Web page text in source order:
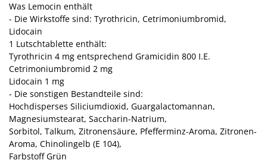
Was Lemocin enthält
- Die Wirkstoffe sind: Tyrothricin, Cetrimoniumbromid,
Lidocain
1 Lutschtablette enthält:
Tyrothricin 4 mg entsprechend Gramicidin 800 I.E.
Cetrimoniumbromid 2 mg
Lidocain 1 mg
- Die sonstigen Bestandteile sind:
Hochdisperses Siliciumdioxid, Guargalactomannan,
Magnesiumstearat, Saccharin-Natrium,
Sorbitol, Talkum, Zitronensäure, Pfefferminz-Aroma, Zitronen-
Aroma, Chinolingelb (E 104),
Farbstoff Grün